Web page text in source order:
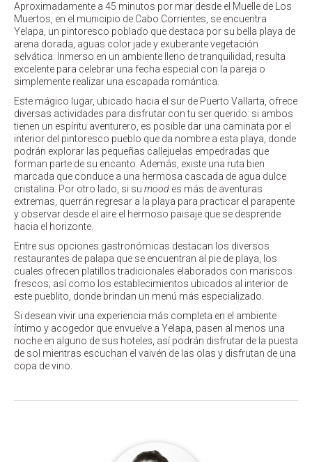
Aproximadamente a 45 minutos por mar desde el Muelle de Los
Muertos, en el municipio de Cabo Corrientes, se encuentra
Yelapa, un pintoresco poblado que destaca por su bella playa de
arena dorada, aguas color jade y exuberante vegetación
selvática. Inmerso en un ambiente lleno de tranquilidad, resulta
excelente para celebrar una fecha especial con la pareja o
simplemente realizar una escapada romántica.
Este mágico lugar, ubicado hacia el sur de Puerto Vallarta, ofrece
diversas actividades para disfrutar con tu ser querido: si ambos
tienen un espíritu aventurero, es posible dar una caminata por el
interior del pintoresco pueblo que da nombre a esta playa, donde
podrán explorar las pequeñas callejuelas empedradas que
forman parte de su encanto. Además, existe una ruta bien
marcada que conduce a una hermosa cascada de agua dulce
cristalina. Por otro lado, si su mood es más de aventuras
extremas, querrán regresar a la playa para practicar el parapente
y observar desde el aire el hermoso paisaje que se desprende
hacia el horizonte.
Entre sus opciones gastronómicas destacan los diversos
restaurantes de palapa que se encuentran al pie de playa, los
cuales ofrecen platillos tradicionales elaborados con mariscos
frescos; así como los establecimientos ubicados al interior de
este pueblito, donde brindan un menú más especializado.
Si desean vivir una experiencia más completa en el ambiente
íntimo y acogedor que envuelve a Yelapa, pasen al menos una
noche en alguno de sus hoteles, así podrán disfrutar de la puesta
de sol mientras escuchan el vaivén de las olas y disfrutan de una
copa de vino.